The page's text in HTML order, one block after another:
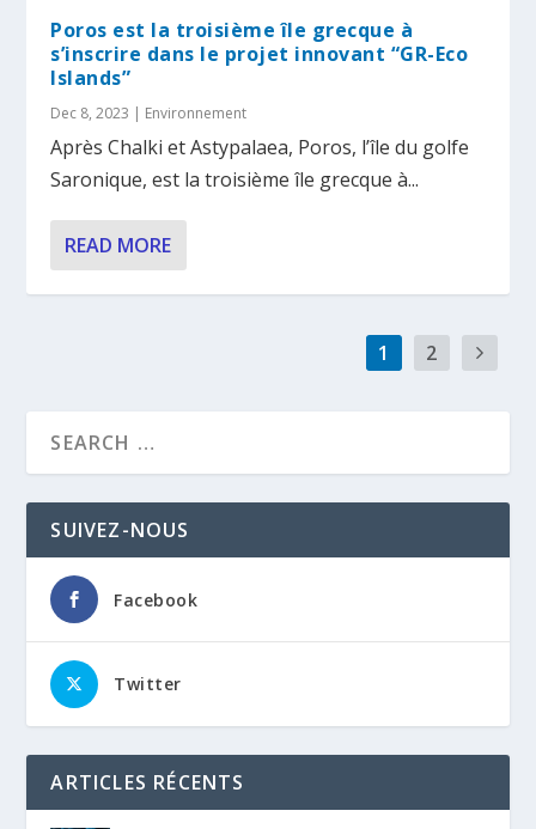
Poros est la troisième île grecque à
s’inscrire dans le projet innovant “GR-Eco
Islands”
Dec 8, 2023 | Environnement
Après Chalki et Astypalaea, Poros, l’île du golfe
Saronique, est la troisième île grecque à...
READ MORE
1 2
SUIVEZ-NOUS
Facebook
Twitter
ARTICLES RÉCENTS